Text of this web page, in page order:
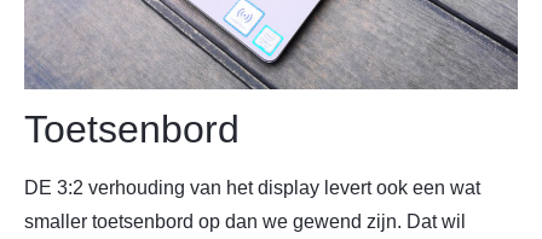
Toetsenbord
DE 3:2 verhouding van het display levert ook een wat
smaller toetsenbord op dan we gewend zijn. Dat wil